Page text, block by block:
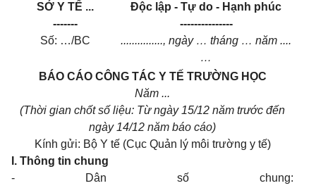
SỞ Y TẾ ...
-------
Số: …/BC
Độc lập - Tự do - Hạnh phúc
---------------
..............., ngày … tháng … năm ....
…
BÁO CÁO CÔNG TÁC Y TẾ TRƯỜNG HỌC
Năm ...
(Thời gian chốt số liệu: Từ ngày 15/12 năm trước đến
ngày 14/12 năm báo cáo)
Kính gửi: Bộ Y tế (Cục Quản lý môi trường y tế)
. Thông tin chung
- Dân số chung: